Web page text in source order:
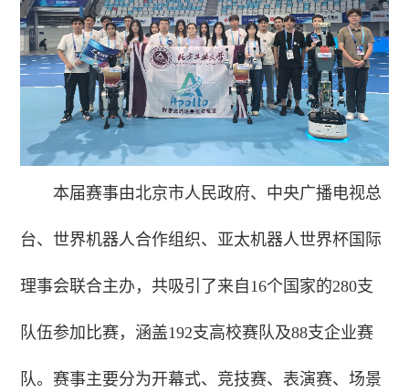
本届赛事由北京市人民政府、中央广播电视总
台、世界机器人合作组织、亚太机器人世界杯国际
理事会联合主办，共吸引了来自16个国家的280支
队伍参加比赛，涵盖192支高校赛队及88支企业赛
队。赛事主要分为开幕式、竞技赛、表演赛、场景